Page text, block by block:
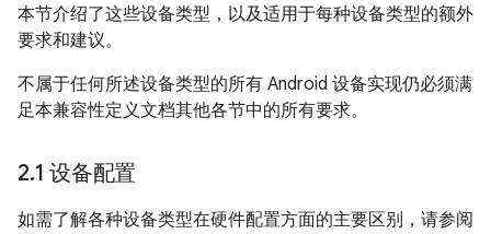
本节介绍了这些设备类型，以及适用于每种设备类型的额外
要求和建议。
不属于任何所述设备类型的所有 Android 设备实现仍必须满
足本兼容性定义文档其他各节中的所有要求。
2.1 设备配置
如需了解各种设备类型在硬件配置方面的主要区别，请参阅